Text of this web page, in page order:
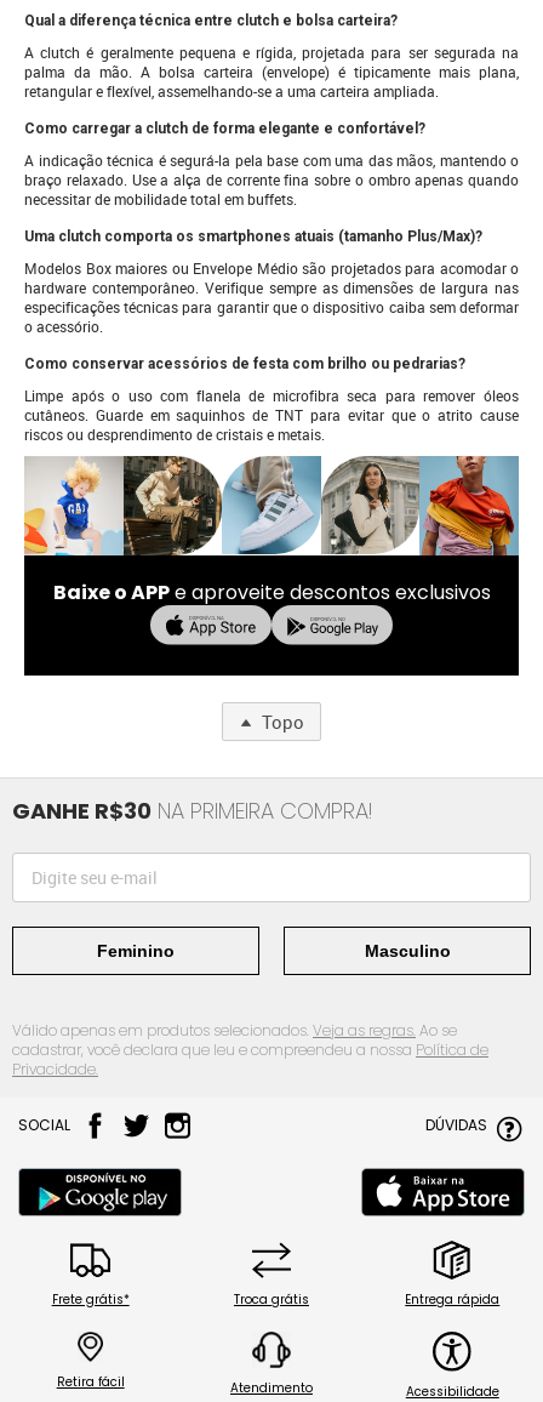
Qual a diferença técnica entre clutch e bolsa carteira?
A clutch é geralmente pequena e rígida, projetada para ser segurada na
palma da mão. A bolsa carteira (envelope) é tipicamente mais plana,
retangular e flexível, assemelhando-se a uma carteira ampliada.
Como carregar a clutch de forma elegante e confortável?
A indicação técnica é segurá-la pela base com uma das mãos, mantendo o
braço relaxado. Use a alça de corrente fina sobre o ombro apenas quando
necessitar de mobilidade total em buffets.
Uma clutch comporta os smartphones atuais (tamanho Plus/Max)?
Modelos Box maiores ou Envelope Médio são projetados para acomodar o
hardware contemporâneo. Verifique sempre as dimensões de largura nas
especificações técnicas para garantir que o dispositivo caiba sem deformar
o acessório.
Como conservar acessórios de festa com brilho ou pedrarias?
Limpe após o uso com flanela de microfibra seca para remover óleos
cutâneos. Guarde em saquinhos de TNT para evitar que o atrito cause
riscos ou desprendimento de cristais e metais.
Baixe o APPe aproveite descontos exclusivos
Topo
GANHE R$30 NA PRIMEIRA COMPRA!
Feminino Masculino
Válido apenas em produtos selecionados.Veja as regras.Ao se
cadastrar, você declara que leu e compreendeu a nossa Política de
Privacidade.
SOCIAL DÚVIDAS
Frete grátis* Troca grátis Entrega rápida
Retira fácil Atendimento Acessibilidade